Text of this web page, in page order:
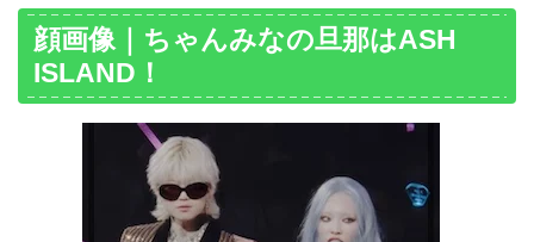
顔画像｜ちゃんみなの旦那はASH
ISLAND！